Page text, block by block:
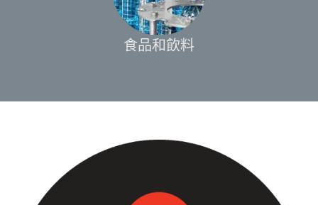
食品和飲料